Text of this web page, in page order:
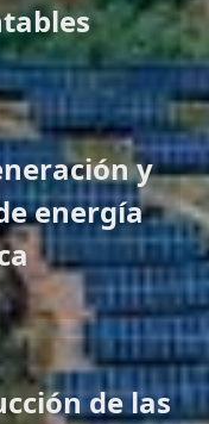
y
energía
de las